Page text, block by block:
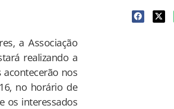
a Associação
realizando a
nos
no horário de
os interessados